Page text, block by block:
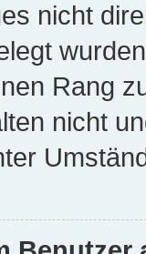
nicht
Rang
nicht